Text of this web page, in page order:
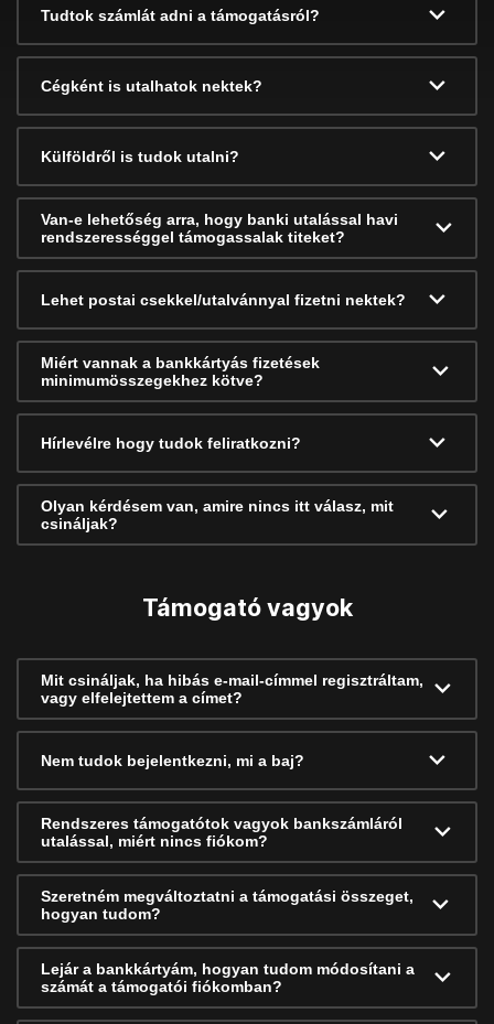
Tudtok számlát adni a támogatásról?
Cégként is utalhatok nektek?
Külföldről is tudok utalni?
Van-e lehetőség arra, hogy banki utalással havi
rendszerességgel támogassalak titeket?
Lehet postai csekkel/utalvánnyal fizetni nektek?
Miért vannak a bankkártyás fizetések
minimumösszegekhez kötve?
Hírlevélre hogy tudok feliratkozni?
Olyan kérdésem van, amire nincs itt válasz, mit
csináljak?
Támogató vagyok
Mit csináljak, ha hibás e-mail-címmel regisztráltam,
vagy elfelejtettem a címet?
Nem tudok bejelentkezni, mi a baj?
Rendszeres támogatótok vagyok bankszámláról
utalással, miért nincs fiókom?
Szeretném megváltoztatni a támogatási összeget,
hogyan tudom?
Lejár a bankkártyám, hogyan tudom módosítani a
számát a támogatói fiókomban?